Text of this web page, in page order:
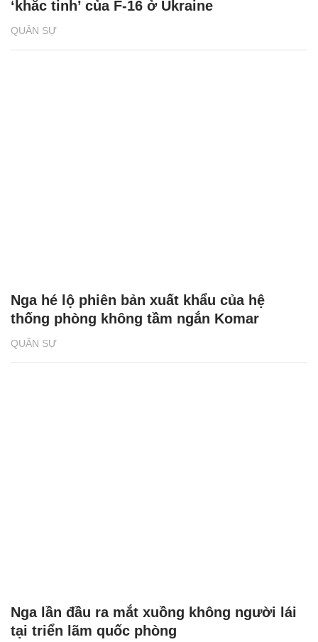
QUÂN SỰ
‘khắc tinh’ của F-16 ở Ukraine
QUÂN SỰ
Nga hé lộ phiên bản xuất khẩu của hệ
thống phòng không tầm ngắn Komar
Nga lần đầu ra mắt xuồng không người lái
tại triển lãm quốc phòng